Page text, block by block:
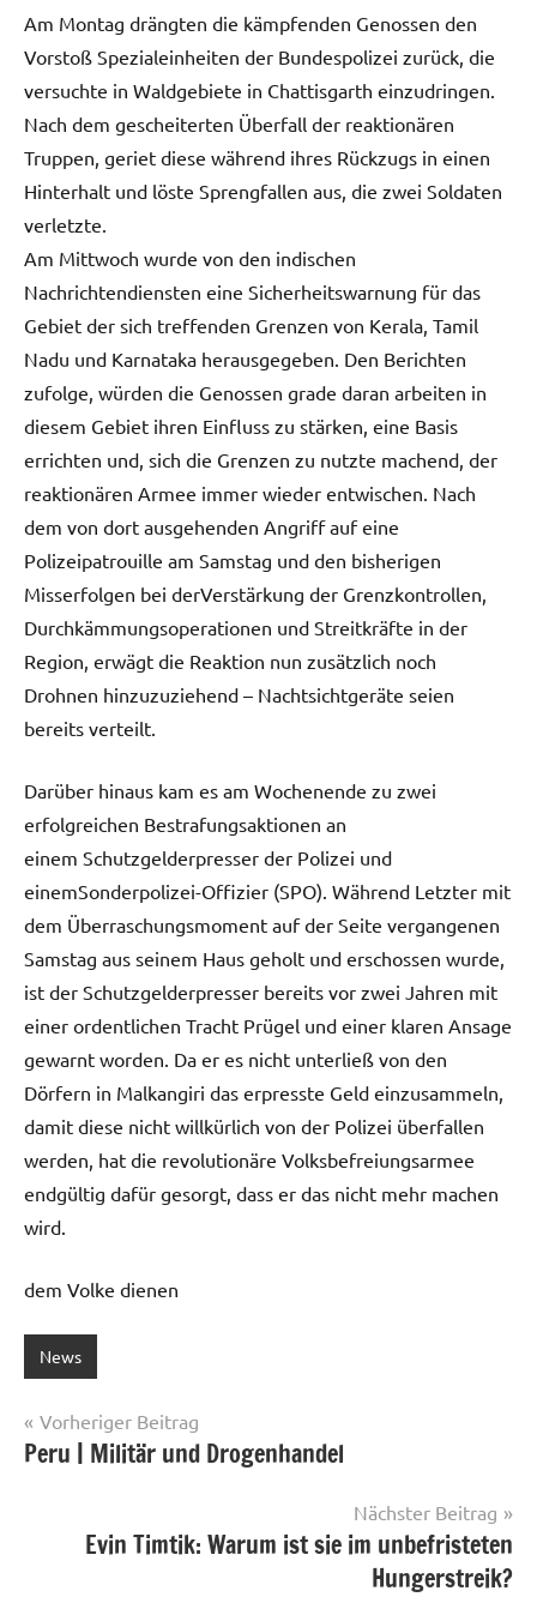
Am Montag drängten die kämpfenden Genossen den
Vorstoß Spezialeinheiten der Bundespolizei zurück, die
versuchte in Waldgebiete in Chattisgarth einzudringen.
Nach dem gescheiterten Überfall der reaktionären
Truppen, geriet diese während ihres Rückzugs in einen
Hinterhalt und löste Sprengfallen aus, die zwei Soldaten
verletzte.
Am Mittwoch wurde von den indischen
Nachrichtendiensten eine Sicherheitswarnung für das
Gebiet der sich treffenden Grenzen von Kerala, Tamil
Nadu und Karnataka herausgegeben. Den Berichten
zufolge, würden die Genossen grade daran arbeiten in
diesem Gebiet ihren Einfluss zu stärken, eine Basis
errichten und, sich die Grenzen zu nutzte machend, der
reaktionären Armee immer wieder entwischen. Nach
dem von dort ausgehenden Angriff auf eine
Polizeipatrouille am Samstag und den bisherigen
Misserfolgen bei derVerstärkung der Grenzkontrollen,
Durchkämmungsoperationen und Streitkräfte in der
Region, erwägt die Reaktion nun zusätzlich noch
Drohnen hinzuzuziehend – Nachtsichtgeräte seien
bereits verteilt.
Darüber hinaus kam es am Wochenende zu zwei
erfolgreichen Bestrafungsaktionen an
einem Schutzgelderpresser der Polizei und
einemSonderpolizei-Offizier (SPO). Während Letzter mit
dem Überraschungsmoment auf der Seite vergangenen
Samstag aus seinem Haus geholt und erschossen wurde,
ist der Schutzgelderpresser bereits vor zwei Jahren mit
einer ordentlichen Tracht Prügel und einer klaren Ansage
gewarnt worden. Da er es nicht unterließ von den
Dörfern in Malkangiri das erpresste Geld einzusammeln,
damit diese nicht willkürlich von der Polizei überfallen
werden, hat die revolutionäre Volksbefreiungsarmee
endgültig dafür gesorgt, dass er das nicht mehr machen
wird.
dem Volke dienen
News
Beitragsnavigation
Vorheriger Beitrag
Peru | Militär und Drogenhandel
Nächster Beitrag
Evin Timtik: Warum ist sie im unbefristeten
Hungerstreik?